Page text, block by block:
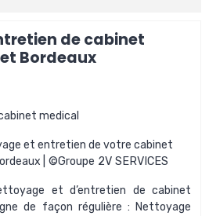
de cabinet
Bordeaux
et entretien de votre cabinet
| ©Groupe 2V SERVICES
et d’entretien de cabinet
de façon régulière : Nettoyage